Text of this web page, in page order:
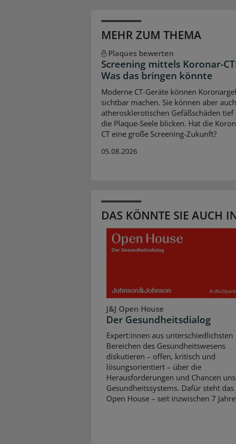
MEHR ZUM THEMA
Plaques bewerten
Screening mittels Koronar-
Was das bringen könnte
Moderne CT-Geräte können
sichtbar machen. Sie können aber auch
atherosklerotischen Gefäßschäden tief
die Plaque-Seele blicken. Hat die
CT eine große Screening-Zukunft?
05.08.2026
DAS KÖNNTE SIE AUCH
J&J Open House
Der Gesundheitsdialog
Expert:innen aus unterschiedlichsten
Bereichen des Gesundheitswesens
diskutieren – offen, kritisch und
lösungsorientiert – über die
Herausforderungen und Chancen
Gesundheitssystems. Dafür steht das
Open House – seit inzwischen 7